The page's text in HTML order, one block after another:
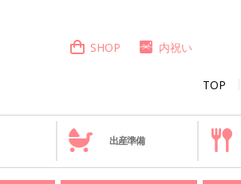
TOP
SHOP 内祝い
出産準備